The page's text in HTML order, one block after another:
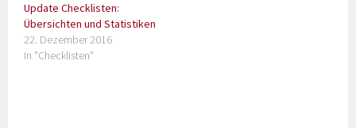
Update Checklisten:
Übersichten und Statistiken
22. Dezember 2016
In "Checklisten"